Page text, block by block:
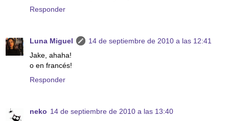
Responder
Luna Miguel
14 de septiembre de 2010 a las 12:41
Jake, ahaha!
o en francés!
Responder
neko 14 de septiembre de 2010 a las 13:40